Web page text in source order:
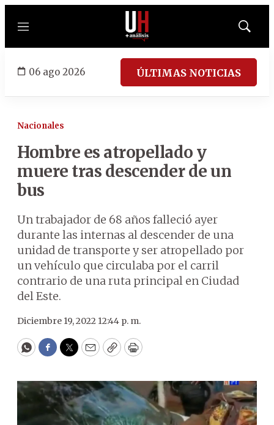
Menú
Mostrar
06 ago 2026 ÚLTIMAS NOTICIAS
Nacionales
Hombre es atropellado y
muere tras descender de un
bus
Un trabajador de 68 años falleció ayer
durante las internas al descender de una
unidad de transporte y ser atropellado por
un vehículo que circulaba por el carril
contrario de una ruta principal en Ciudad
del Este.
Diciembre 19, 2022 12:44 p. m.
WhatsApp
Facebook
Twitter
EmailCopyPrint